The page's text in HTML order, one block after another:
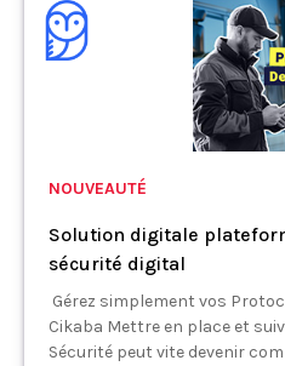
NOUVEAUTÉ
Solution digitale
sécurité digital
Gérez simplement vos
Cikaba Mettre en place et
Sécurité peut vite devenir